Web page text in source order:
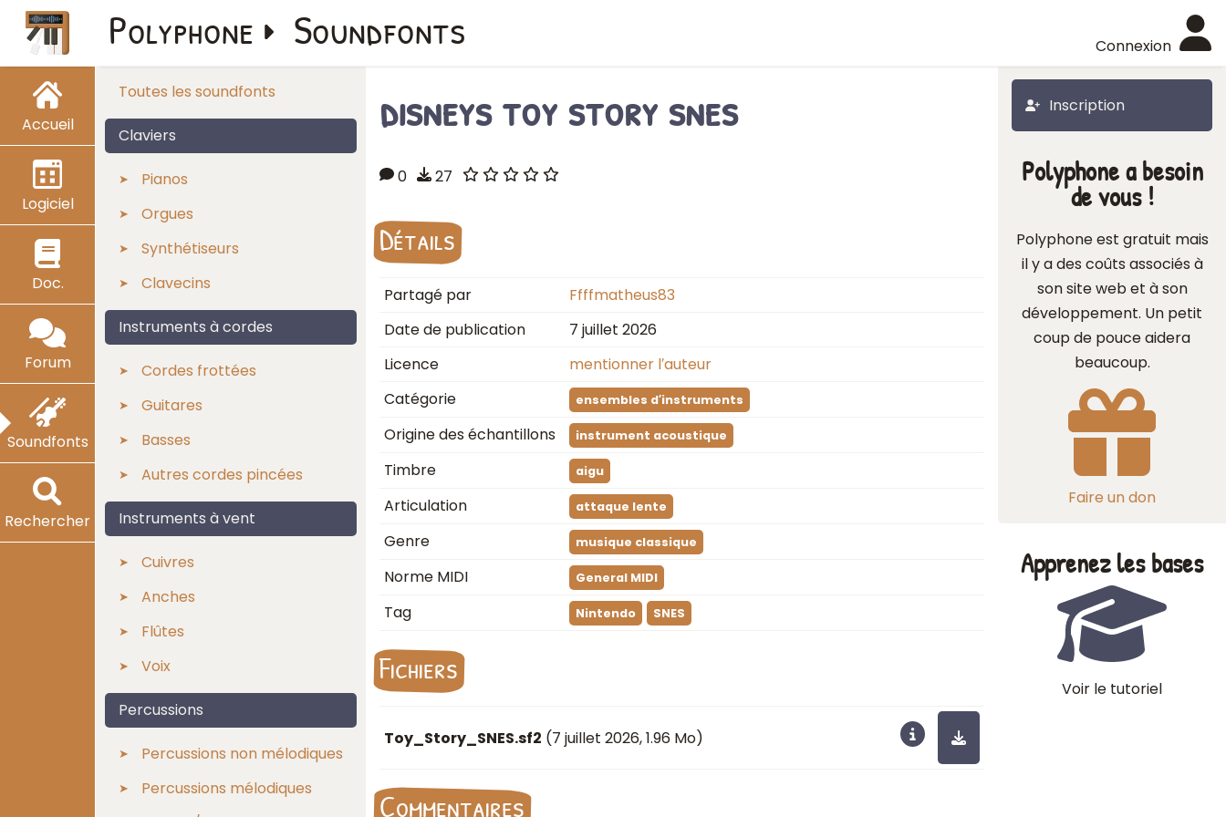
Accueil
Logiciel
Doc.
Forum
Soundfonts
Rechercher
Connexion
Polyphone Soundfonts
Toutes les soundfonts
Claviers
Pianos
Orgues
Synthétiseurs
Clavecins
Instruments à cordes
Cordes frottées
Guitares
Basses
Autres cordes pincées
Instruments à vent
Cuivres
Anches
Flûtes
Voix
Percussions
Percussions non mélodiques
Percussions mélodiques
Inscription
disneys toy story snes
0 27
Détails
Partagé par
Ffffmatheus83
Date de publication
7 juillet 2026
Licence
mentionner l′auteur
Catégorie
ensembles d′instruments
Origine des échantillons instrument acoustique
Timbre aigu
Articulation attaque lente
Genre musique classique
Norme MIDI General MIDI
Tag Nintendo SNES
Fichiers
Toy_Story_SNES.sf2 (7 juillet 2026, 1.96 Mo)
Commentaires
Polyphone a besoin
de vous !
Polyphone est gratuit mais
il y a des coûts associés à
son site web et à son
développement. Un petit
coup de pouce aidera
beaucoup.
Faire un don
Apprenez les bases
Voir le tutoriel